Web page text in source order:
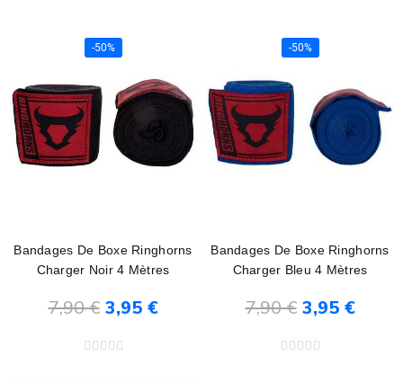
-50%
Bandages De Boxe Ringhorns
Charger Noir 4 Mètres
7,90 € 3,95 €
    
-50%
Bandages De Boxe Ringhorns
Charger Bleu 4 Mètres
7,90 € 3,95 €
    